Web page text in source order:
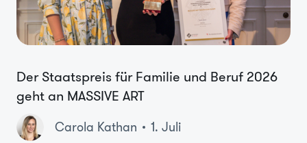
Der Staatspreis für Familie und Beruf 2026
geht an MASSIVE ART
Carola Kathan 1. Juli